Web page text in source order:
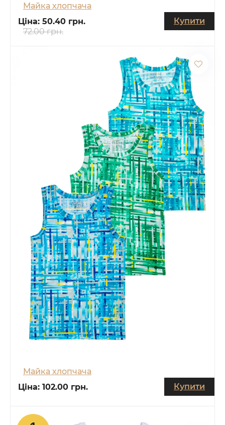
Майка хлопчача
Ціна: 50.40 грн.
72.00 грн.
Купити
Майка хлопчача
Ціна: 102.00 грн. Купити